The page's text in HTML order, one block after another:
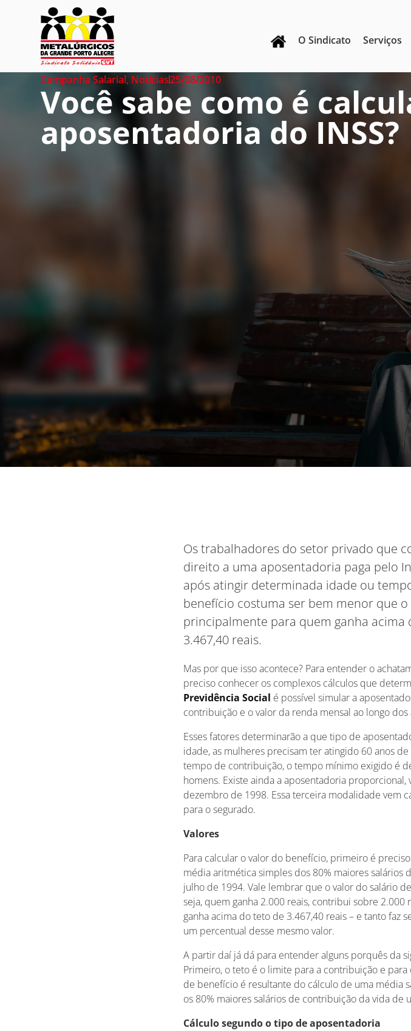
O Sindicato Serviços
Campanha Salarial, Notícias25/08/2010
Você sabe como é
aposentadoria do INSS?
Os trabalhadores do setor privado que
direito a uma aposentadoria paga pelo
após atingir determinada idade ou
benefício costuma ser bem menor que
principalmente para quem ganha
3.467,40 reais.
Mas por que isso acontece? Para entender o
preciso conhecer os complexos cálculos que
Previdência Social é possível simular a
contribuição e o valor da renda mensal ao longo dos
Esses fatores determinarão a que tipo de
idade, as mulheres precisam ter atingido 60 anos
tempo de contribuição, o tempo mínimo exigido é
homens. Existe ainda a aposentadoria
dezembro de 1998. Essa terceira modalidade vem
para o segurado.
Valores
Para calcular o valor do benefício, primeiro é
média aritmética simples dos 80% maiores
julho de 1994. Vale lembrar que o valor do salário
seja, quem ganha 2.000 reais, contribui sobre
ganha acima do teto de 3.467,40 reais – e tanto faz
um percentual desse mesmo valor.
A partir daí já dá para entender alguns porquês da
Primeiro, o teto é o limite para a contribuição e
de benefício é resultante do cálculo de uma média
os 80% maiores salários de contribuição da vida de
Cálculo segundo o tipo de aposentadoria